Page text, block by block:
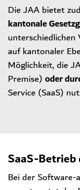
Die JAA bietet
kantonale
unterschiedlichen
auf kantonaler
Möglichkeit, die
Premise)oder
Service (SaaS)
SaaS-
Bei der Software-